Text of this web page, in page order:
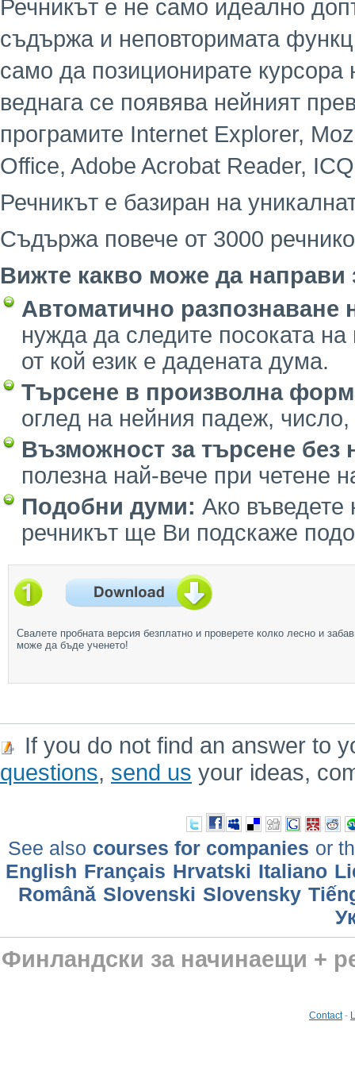
Речникът е не само идеално
съдържа и неповторимата
само да позиционирате
веднага се появява нейният
програмите Internet Explorer,
Office, Adobe Acrobat Reader,
Речникът е базиран на
Съдържа повече от 3000
Вижте какво може да направи
Автоматично разпознаване
нужда да следите посоката
от кой език е дадената дума.
Търсене в произволна
оглед на нейния падеж,
Възможност за търсене без
полезна най-вече при четене
Подобни думи: Ако
речникът ще Ви подскаже
Свалете пробната версия безплатно и проверете колко лесно и
може да бъде ученето!
If you do not find an answer to
questions, send us your ideas,
See also courses for companies or
English Français Hrvatski Italiano
Română Slovenski Slovensky
Финландски за начинаещи +
Contact-